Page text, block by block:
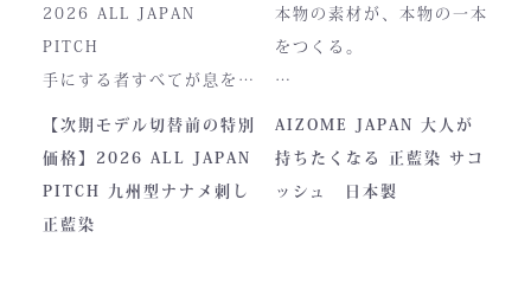
2026 ALL JAPAN
PITCH
手にする者すべてが息をの
む、現代剣道具の頂点。一
度着けた者にしかわからな
い、“本物”の存在感。ALL
JAPAN PITCHは、全国の
【次期モデル切替前の特別
価格】2026 ALL JAPAN
PITCH 九州型ナナメ刺し
正藍染
本物の素材が、本物の一本
をつくる。
本製品は、日本が誇る伝統
素材「正藍染生地」を使用
し、熊本の製作拠点にて一
AIZOME JAPAN 大人が
持ちたくなる 正藍染 サコ
ッシュ 日本製